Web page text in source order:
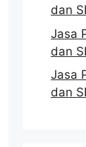
dan
Jasa
dan
Jasa
dan